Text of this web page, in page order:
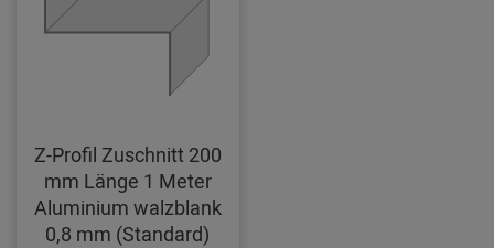
Z-Profil Zuschnitt 200
mm Länge 1 Meter
Aluminium walzblank
0,8 mm (Standard)